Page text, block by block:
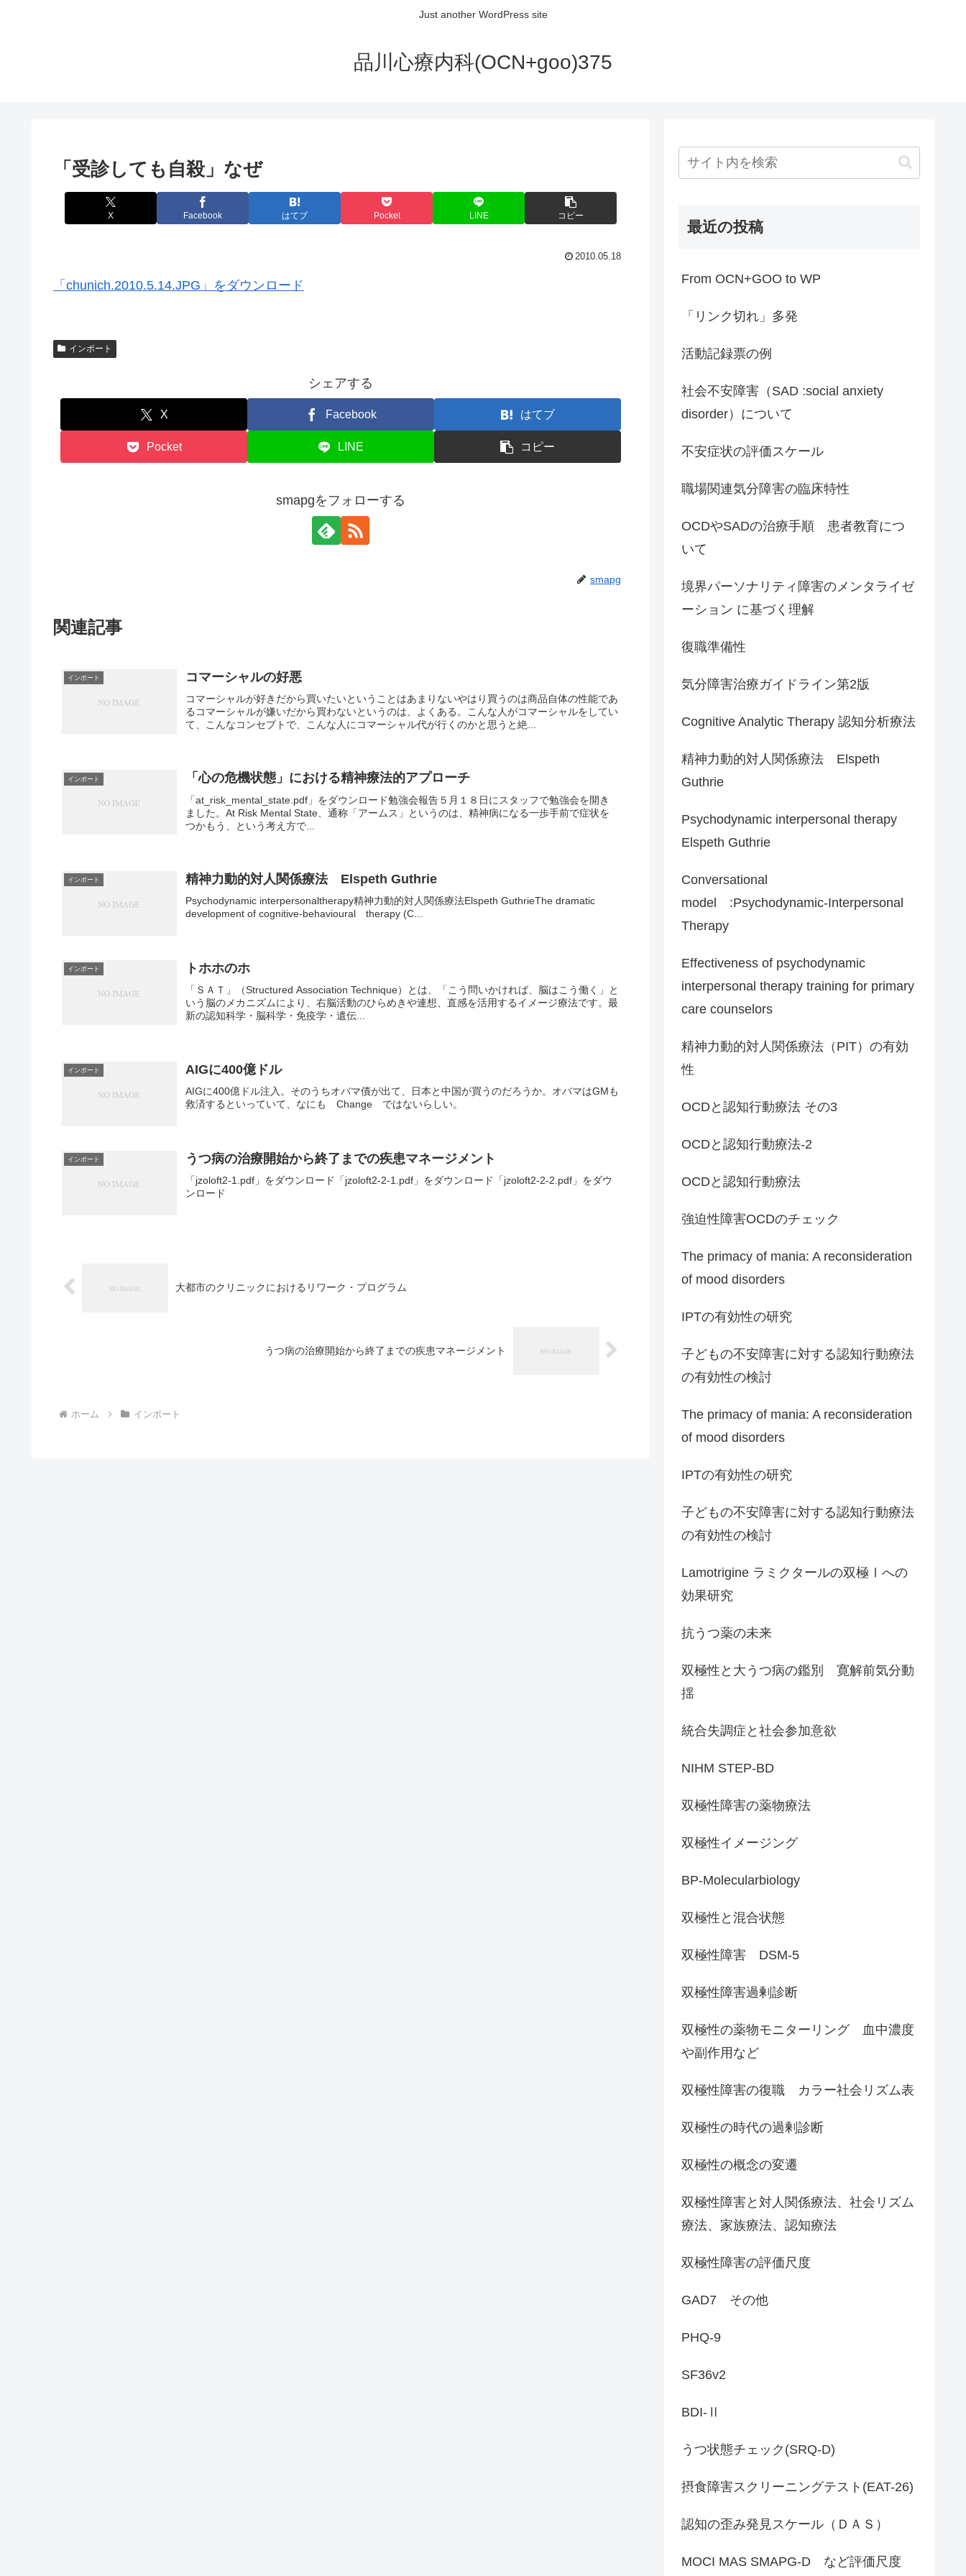
Just another WordPress site
品川心療内科(OCN+goo)375
「受診しても自殺」なぜ
X Facebook はてブ Pocket LINE コピー
2010.05.18
「chunich.2010.5.14.JPG」をダウンロード
インポート
シェアする
X Facebook はてブ
Pocket LINE コピー
smapgをフォローする
smapg
関連記事
インポート コマーシャルの好悪
コマーシャルが好きだから買いたいということはあまりないやはり買うのは商品自体の性能であ
るコマーシャルが嫌いだから買わないというのは、よくある。こんな人がコマーシャルをしてい
て、こんなコンセプトで、こんな人にコマーシャル代が行くのかと思うと絶...
インポート 「心の危機状態」における精神療法的アプローチ
「at_risk_mental_state.pdf」をダウンロード勉強会報告５月１８日にスタッフで勉強会を開き
ました。At Risk Mental State、通称「アームス」というのは、精神病になる一歩手前で症状を
つかもう、という考え方で...
インポート 精神力動的対人関係療法 Elspeth Guthrie
Psychodynamic interpersonaltherapy精神力動的対人関係療法Elspeth GuthrieThe dramatic
development of cognitive-behavioural therapy (C...
インポート トホホのホ
「ＳＡＴ」（Structured Association Technique）とは、「こう問いかければ、脳はこう働く」と
いう脳のメカニズムにより、右脳活動のひらめきや連想、直感を活用するイメージ療法です。最
新の認知科学・脳科学・免疫学・遺伝...
インポート AIGに400億ドル
AIGに400億ドル注入。そのうちオバマ債が出て、日本と中国が買うのだろうか。オバマはGMも
救済するといっていて、なにも Change ではないらしい。
インポート うつ病の治療開始から終了までの疾患マネージメント
「jzoloft2-1.pdf」をダウンロード「jzoloft2-2-1.pdf」をダウンロード「jzoloft2-2-2.pdf」をダウ
ンロード
大都市のクリニックにおけるリワーク・プログラム
うつ病の治療開始から終了までの疾患マネージメント
ホーム インポート
最近の投稿
From OCN+GOO to WP
「リンク切れ」多発
活動記録票の例
社会不安障害（SAD :social anxiety
disorder）について
不安症状の評価スケール
職場関連気分障害の臨床特性
OCDやSADの治療手順 患者教育につ
いて
境界パーソナリティ障害のメンタライゼ
ーション に基づく理解
復職準備性
気分障害治療ガイドライン第2版
Cognitive Analytic Therapy 認知分析療法
精神力動的対人関係療法 Elspeth
Guthrie
Psychodynamic interpersonal therapy
Elspeth Guthrie
Conversational
model :Psychodynamic-Interpersonal
Therapy
Effectiveness of psychodynamic
interpersonal therapy training for primary
care counselors
精神力動的対人関係療法（PIT）の有効
性
OCDと認知行動療法 その3
OCDと認知行動療法-2
OCDと認知行動療法
強迫性障害OCDのチェック
The primacy of mania: A reconsideration
of mood disorders
IPTの有効性の研究
子どもの不安障害に対する認知行動療法
の有効性の検討
The primacy of mania: A reconsideration
of mood disorders
IPTの有効性の研究
子どもの不安障害に対する認知行動療法
の有効性の検討
Lamotrigine ラミクタールの双極Ⅰへの
効果研究
抗うつ薬の未来
双極性と大うつ病の鑑別 寛解前気分動
揺
統合失調症と社会参加意欲
NIHM STEP-BD
双極性障害の薬物療法
双極性イメージング
BP-Molecularbiology
双極性と混合状態
双極性障害 DSM-5
双極性障害過剰診断
双極性の薬物モニターリング 血中濃度
や副作用など
双極性障害の復職 カラー社会リズム表
双極性の時代の過剰診断
双極性の概念の変遷
双極性障害と対人関係療法、社会リズム
療法、家族療法、認知療法
双極性障害の評価尺度
GAD7 その他
PHQ-9
SF36v2
BDI-Ⅱ
うつ状態チェック(SRQ-D)
摂食障害スクリーニングテスト(EAT-26)
認知の歪み発見スケール（ＤＡＳ）
MOCI MAS SMAPG-D など評価尺度